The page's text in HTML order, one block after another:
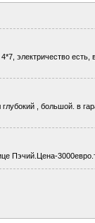
электричество есть,
, большой. в
Пэчий.Цена-